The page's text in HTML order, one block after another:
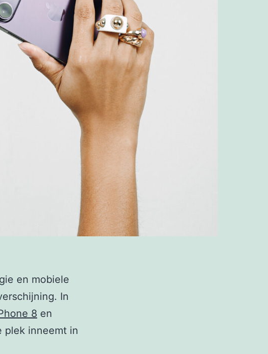
en mobiele
In
8 en
plek inneemt in